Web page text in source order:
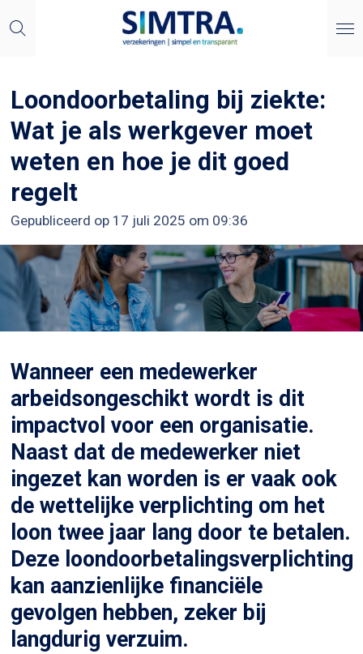
Ga
direct
hoofdinhoud
Loondoorbetaling bij ziekte:
Wat je als werkgever moet
weten en hoe je dit goed
regelt
Gepubliceerd op 17 juli 2025 om 09:36
Wanneer een medewerker
arbeidsongeschikt wordt is dit
impactvol voor een organisatie.
Naast dat de medewerker niet
ingezet kan worden is er vaak ook
de wettelijke verplichting om het
loon twee jaar lang door te betalen.
Deze loondoorbetalingsverplichting
kan aanzienlijke financiële
gevolgen hebben, zeker bij
langdurig verzuim.